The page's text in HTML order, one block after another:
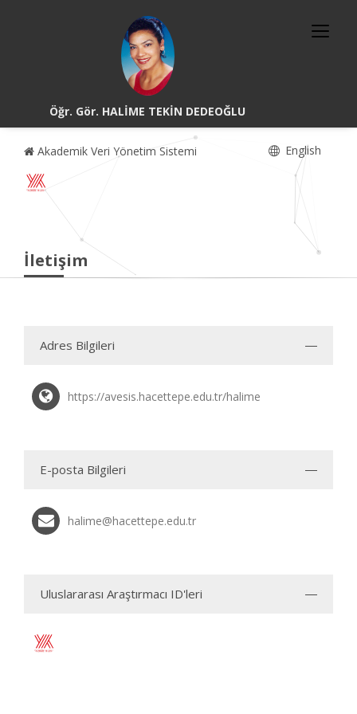
Öğr. Gör. HALİME TEKİN DEDEOĞLU
Akademik Veri Yönetim Sistemi English
İletişim
Adres Bilgileri
https://avesis.hacettepe.edu.tr/halime
E-posta Bilgileri
halime@hacettepe.edu.tr
Uluslararası Araştırmacı ID'leri